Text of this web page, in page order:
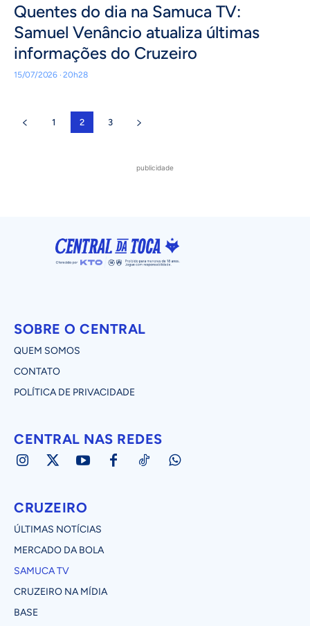
Quentes do dia na Samuca TV:
Samuel Venâncio atualiza últimas
informações do Cruzeiro
15/07/2026 · 20h28
1 2 3
publicidade
SOBRE O CENTRAL
QUEM SOMOS
CONTATO
POLÍTICA DE PRIVACIDADE
CENTRAL NAS REDES
CRUZEIRO
ÚLTIMAS NOTÍCIAS
MERCADO DA BOLA
SAMUCA TV
CRUZEIRO NA MÍDIA
BASE